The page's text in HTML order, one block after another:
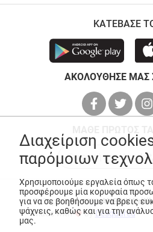
ΚΑΤΕΒΑΣΕ
ΑΚΟΛΟΥΘΗΣΕ ΜΑΣ
© Copyright 2026ANEDIK
Made with
byDesquared
Διαχείριση
παρόμοιων
Χρησιμοποιούμε εργαλεία όπως
προσφέρουμε μία κορυφαία
για να σε βοηθήσουμε να βρεις
ψάχνεις, καθώς και για την
μας.